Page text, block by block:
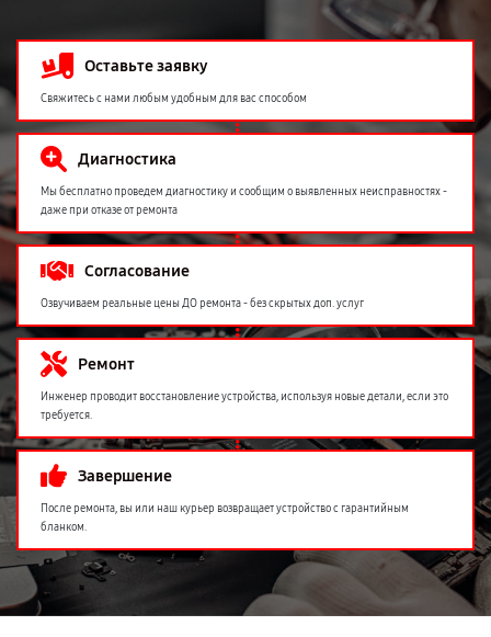
Оставьте заявку
Свяжитесь с нами любым удобным для вас способом
Диагностика
Мы бесплатно проведем диагностику и сообщим о выявленных неисправностях -
даже при отказе от ремонта
Согласование
Озвучиваем реальные цены ДО ремонта - без скрытых доп. услуг
Ремонт
Инженер проводит восстановление устройства, используя новые детали, если это
требуется.
Завершение
После ремонта, вы или наш курьер возвращает устройство с гарантийным
бланком.